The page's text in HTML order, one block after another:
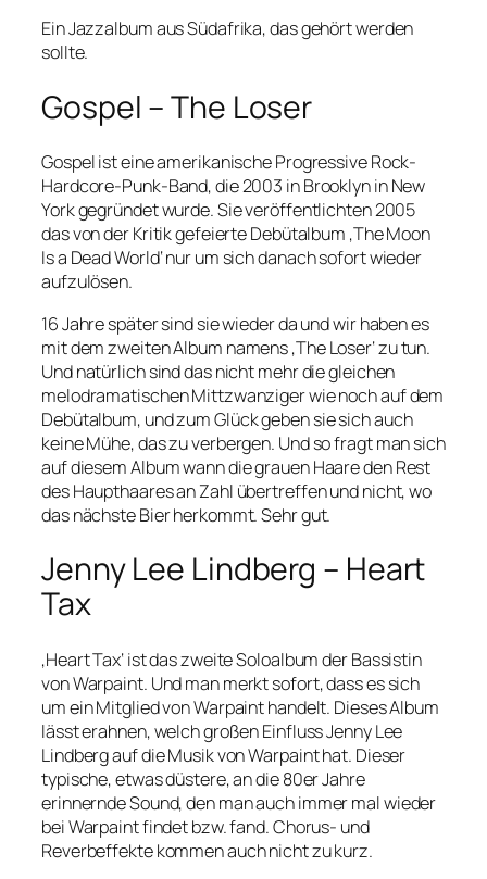
Ein Jazzalbum aus Südafrika, das gehört werden
sollte.
Gospel – The Loser
Gospel ist eine amerikanische Progressive Rock-
Hardcore-Punk-Band, die 2003 in Brooklyn in New
York gegründet wurde. Sie veröffentlichten 2005
das von der Kritik gefeierte Debütalbum ‚The Moon
Is a Dead World‘ nur um sich danach sofort wieder
aufzulösen.
16 Jahre später sind sie wieder da und wir haben es
mit dem zweiten Album namens ‚The Loser‘ zu tun.
Und natürlich sind das nicht mehr die gleichen
melodramatischen Mittzwanziger wie noch auf dem
Debütalbum, und zum Glück geben sie sich auch
keine Mühe, das zu verbergen. Und so fragt man sich
auf diesem Album wann die grauen Haare den Rest
des Haupthaares an Zahl übertreffen und nicht, wo
das nächste Bier herkommt. Sehr gut.
Jenny Lee Lindberg – Heart
Tax
‚Heart Tax‘ ist das zweite Soloalbum der Bassistin
von Warpaint. Und man merkt sofort, dass es sich
um ein Mitglied von Warpaint handelt. Dieses Album
lässt erahnen, welch großen Einfluss Jenny Lee
Lindberg auf die Musik von Warpaint hat. Dieser
typische, etwas düstere, an die 80er Jahre
erinnernde Sound, den man auch immer mal wieder
bei Warpaint findet bzw. fand. Chorus- und
Reverbeffekte kommen auch nicht zu kurz.